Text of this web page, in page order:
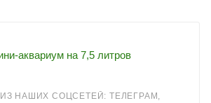
НАШИХ СОЦСЕТЕЙ: ТЕЛЕГРАМ,